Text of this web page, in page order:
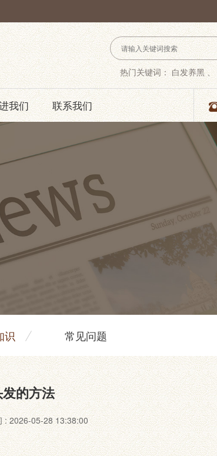
热门关键词： 白发养黑 、
我们 联系我们
识 常见问题
的方法
: 2026-05-28 13:38:00